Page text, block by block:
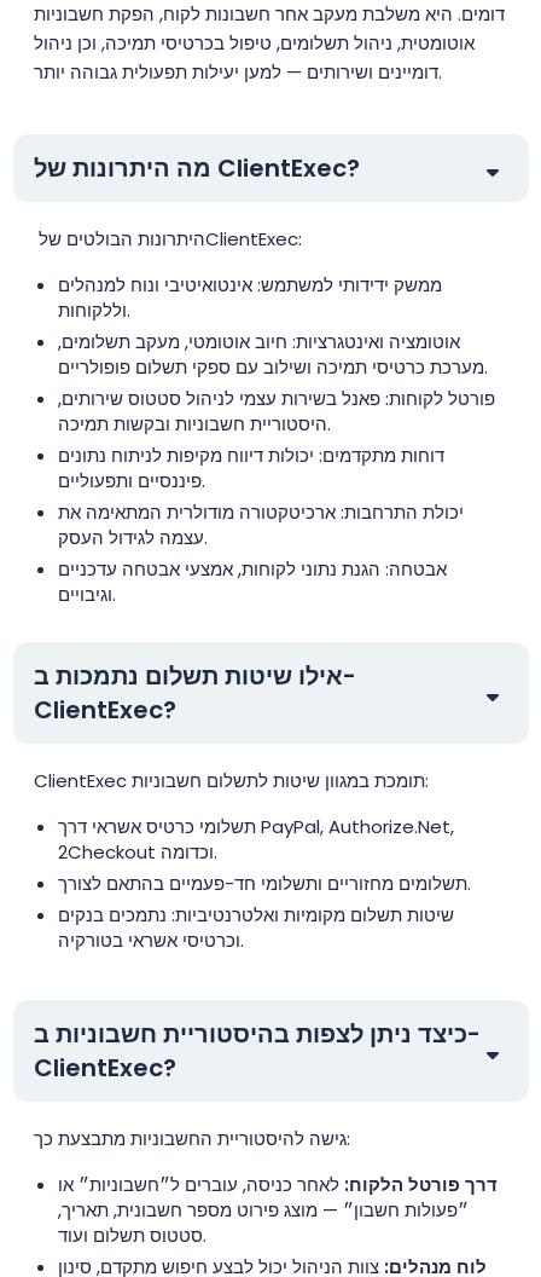
דומים. היא משלבת מעקב אחר חשבונות לקוח, הפקת חשבוניות
אוטומטית, ניהול תשלומים, טיפול בכרטיסי תמיכה, וכן ניהול
דומיינים ושירותים — למען יעילות תפעולית גבוהה יותר.
מה היתרונות של ClientExec?
היתרונות הבולטים של ‏ClientExec:
ממשק ידידותי למשתמש: אינטואיטיבי ונוח למנהלים
וללקוחות.
אוטומציה ואינטגרציות: חיוב אוטומטי, מעקב תשלומים,
מערכת כרטיסי תמיכה ושילוב עם ספקי תשלום פופולריים.
פורטל לקוחות: פאנל בשירות עצמי לניהול סטטוס שירותים,
היסטוריית חשבוניות ובקשות תמיכה.
דוחות מתקדמים: יכולות דיווח מקיפות לניתוח נתונים
פיננסיים ותפעוליים.
יכולת התרחבות: ארכיטקטורה מודולרית המתאימה את
עצמה לגידול העסק.
אבטחה: הגנת נתוני לקוחות, אמצעי אבטחה עדכניים
וגיבויים.
אילו שיטות תשלום נתמכות ב-
ClientExec?
‏ClientExec תומכת במגוון שיטות לתשלום חשבוניות:
תשלומי כרטיס אשראי דרך PayPal, ‏Authorize.Net,
‏2Checkout וכדומה.
תשלומים מחזוריים ותשלומי חד-פעמיים בהתאם לצורך.
שיטות תשלום מקומיות ואלטרנטיביות: נתמכים בנקים
וכרטיסי אשראי בטורקיה.
כיצד ניתן לצפות בהיסטוריית חשבוניות ב-
ClientExec?
גישה להיסטוריית החשבוניות מתבצעת כך:
דרך פורטל הלקוח: לאחר כניסה, עוברים ל״חשבוניות״ או
״פעולות חשבון״ — מוצג פירוט מספר חשבונית, תאריך,
סטטוס תשלום ועוד.
לוח מנהלים: צוות הניהול יכול לבצע חיפוש מתקדם, סינון